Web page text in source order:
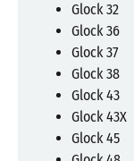
Glock 32
Glock 36
Glock 37
Glock 38
Glock 43
Glock 43X
Glock 45